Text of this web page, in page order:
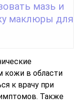
мазь и
маклюры для
кожи в области
к врачу при
Также